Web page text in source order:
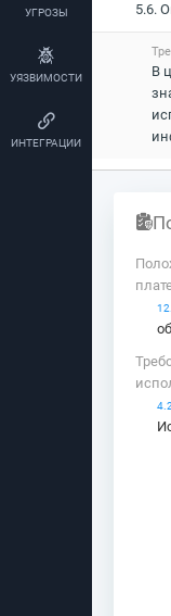
УГРОЗЫ
УЯЗВИМОСТИ
ИНТЕГРАЦИИ
5.6.
В